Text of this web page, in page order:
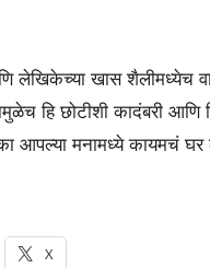
लेखिकेच्या खास शैलीमध्येच
हि छोटीशी कादंबरी आणि
आपल्या मनामध्ये कायमचं
X